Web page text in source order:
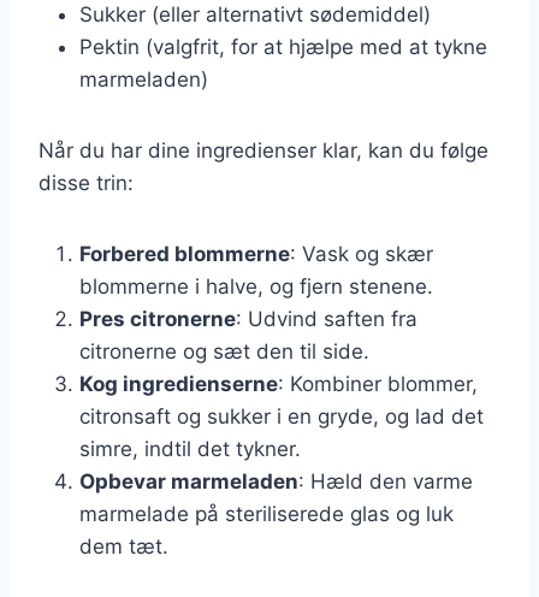
Sukker (eller alternativt sødemiddel)
Pektin (valgfrit, for at hjælpe med at tykne
marmeladen)
Når du har dine ingredienser klar, kan du følge
disse trin:
Forbered blommerne: Vask og skær
blommerne i halve, og fjern stenene.
Pres citronerne: Udvind saften fra
citronerne og sæt den til side.
Kog ingredienserne: Kombiner blommer,
citronsaft og sukker i en gryde, og lad det
simre, indtil det tykner.
Opbevar marmeladen: Hæld den varme
marmelade på steriliserede glas og luk
dem tæt.